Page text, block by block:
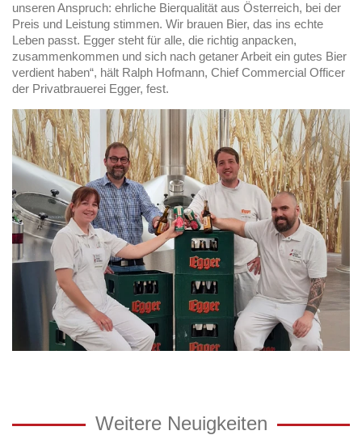
unseren Anspruch: ehrliche Bierqualität aus Österreich, bei der
Preis und Leistung stimmen. Wir brauen Bier, das ins echte
Leben passt. Egger steht für alle, die richtig anpacken,
zusammenkommen und sich nach getaner Arbeit ein gutes Bier
verdient haben“, hält Ralph Hofmann, Chief Commercial Officer
der Privatbrauerei Egger, fest.
Weitere Neuigkeiten